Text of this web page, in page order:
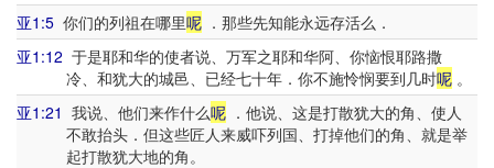
亚1:5 你们的列祖在哪里呢 ．那些先知能永远存活么．
亚1:12 于是耶和华的使者说、万军之耶和华阿、你恼恨耶路撒
冷、和犹大的城邑、已经七十年．你不施怜悯要到几时呢。
亚1:21 我说、他们来作什么呢 ．他说、这是打散犹大的角、使人
不敢抬头．但这些匠人来威吓列国、打掉他们的角、就是举
起打散犹大地的角。